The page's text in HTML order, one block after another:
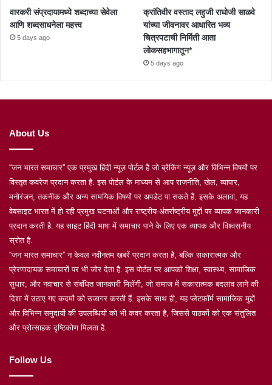
वारकरी संप्रदायामध्ये शब्दाच्या सेवेला
आणि शब्दसाधनेला महत्त्व
5 days ago
क्रांतिवीर वस्ताद लहुजी राघोजी साळवे
यांच्या जीवनावर आधारित भव्य
चित्रपटाची निर्मिती आता
लोकसहभागातून*
5 days ago
About Us
“जन भारत समाचार” एक प्रमुख हिंदी न्यूज़ पोर्टल है जो ब्रेकिंग न्यूज़ और विभिन्न विषयों पर
विस्तृत कवरेज प्रदान करता है. इस पोर्टल के माध्यम से आप राजनीति, खेल, व्यापार,
मनोरंजन, तकनीक और अन्य सामयिक विषयों पर अपडेट पा सकते हैं. इसके अलावा, यह
वेबसाइट भारत में हो रही प्रमुख घटनाओं और राष्ट्रीय-अंतर्राष्ट्रीय मुद्दों पर व्यापक जानकारी
प्रदान करती है. यह साइट हिंदी भाषा में समाचार पाने के लिए एक व्यापक और विश्वसनीय
स्रोत है.
“जन भारत समाचार” न केवल नवीनतम खबरें प्रदान करता है, बल्कि सकारात्मक और
प्रेरणादायक समाचारों पर भी जोर देता है. इस पोर्टल पर आपको शिक्षा, स्वास्थ्य, सामाजिक
सुधार, और नवाचार से संबंधित जानकारी मिलेंगी, जो समाज में सकारात्मक बदलाव लाने की
दिशा में उठाए गए कदमों को उजागर करती हैं. इसके साथ ही, यह प्लेटफ़ॉर्म सामाजिक मुद्दों
और विभिन्न समुदायों की उपलब्धियों को भी कवर करता है, जिससे पाठकों को एक संतुलित
और प्रोत्साहक दृष्टिकोण मिलता है.
Follow Us